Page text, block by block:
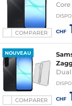
COMPARER
DISPO
CHF
NOUVEAU
COMPARER
Dual
DISPO
CHF